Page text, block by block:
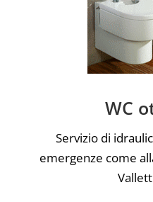
WC
Servizio di
emergenze come